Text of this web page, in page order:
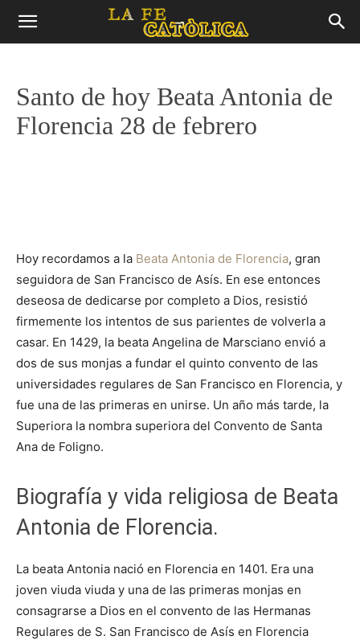
Santo de hoy Beata Antonia de
Florencia 28 de febrero
Hoy recordamos a la Beata Antonia de Florencia, gran
seguidora de San Francisco de Asís. En ese entonces
deseosa de dedicarse por completo a Dios, resistió
firmemente los intentos de sus parientes de volverla a
casar. En 1429, la beata Angelina de Marsciano envió a
dos de sus monjas a fundar el quinto convento de las
universidades regulares de San Francisco en Florencia, y
fue una de las primeras en unirse. Un año más tarde, la
Superiora la nombra superiora del Convento de Santa
Ana de Foligno.
Biografía y vida religiosa de Beata
Antonia de Florencia.
La beata Antonia nació en Florencia en 1401. Era una
joven viuda viuda y una de las primeras monjas en
consagrarse a Dios en el convento de las Hermanas
Regulares de S. San Francisco de Asís en Florencia